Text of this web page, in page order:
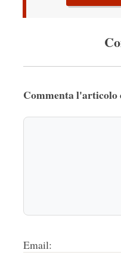
Commenta l'articolo
Email: